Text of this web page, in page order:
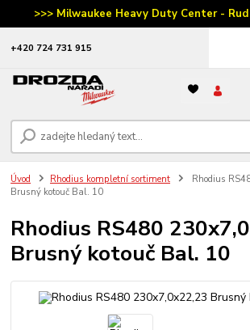
>>> Milwaukee Heavy Duty Center -
‭+420 724 731 915
Úvod Rhodius kompletní sortiment
Rhodius
Brusný kotouč Bal. 10
Rhodius RS480
Brusný kotouč Bal. 10